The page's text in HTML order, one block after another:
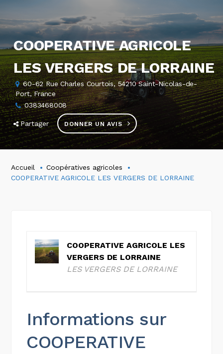
COOPERATIVE AGRICOLE
LES VERGERS DE LORRAINE
60-62 Rue Charles Courtois, 54210 Saint-Nicolas-de-
Port, France
0383468008
Partager DONNER UN AVIS
Accueil
Coopératives agricoles
COOPERATIVE AGRICOLE LES VERGERS DE LORRAINE
COOPERATIVE AGRICOLE LES
VERGERS DE LORRAINE
LES VERGERS DE LORRAINE
Informations sur
COOPERATIVE